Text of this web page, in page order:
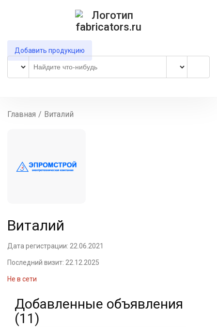
Добавить продукцию
Главная / Виталий
Виталий
Дата регистрации: 22.06.2021
Последний визит: 22.12.2025
Не в сети
Добавленные объявления
(11)